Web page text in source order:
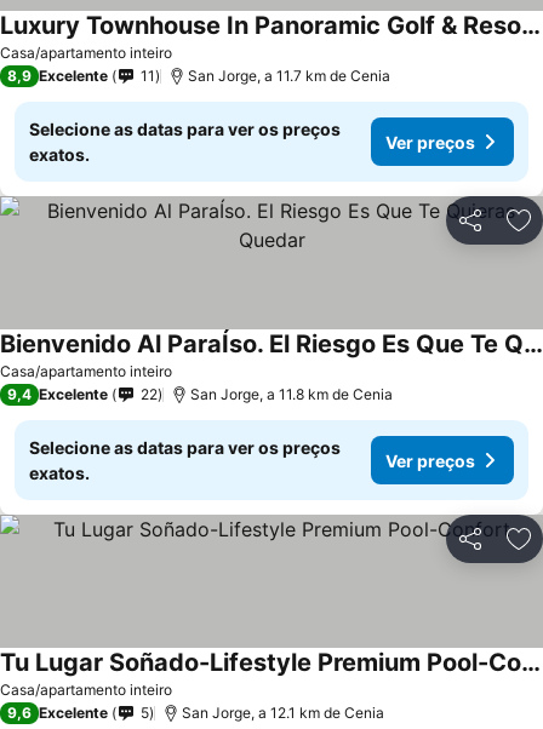
Casa/apartamento inteiro
Luxury Townhouse In Panoramic Golf & Resort A Salto Al Parado
8,9 Excelente 11 San Jorge, a 11.7 km de Cenia
Selecione as datas para ver os preços
exatos.
Ver preços
Partilhar
Casa/apartamento inteiro
Bienvenido Al ParaÍso. El Riesgo Es Que Te Quieras Quedar
9,4 Excelente 22 San Jorge, a 11.8 km de Cenia
Selecione as datas para ver os preços
exatos.
Ver preços
Partilhar
Casa/apartamento inteiro
Tu Lugar Soñado-Lifestyle Premium Pool-Confort
9,6 Excelente 5 San Jorge, a 12.1 km de Cenia